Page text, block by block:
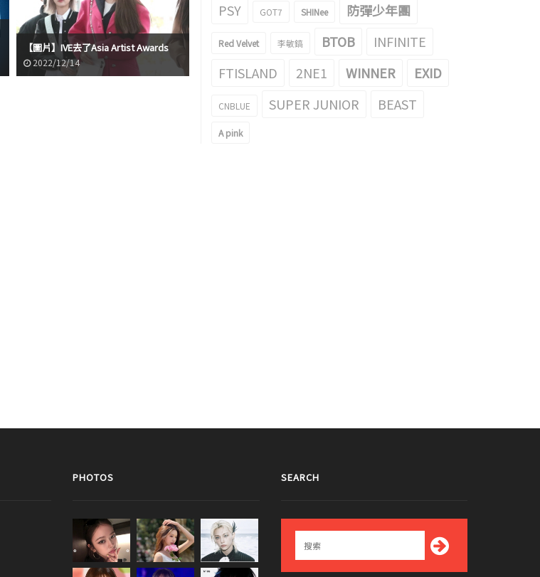
【圖片】IVE去了Asia Artist Awards
2022/12/14
到了今年的歌曲獎…張元英流眼淚
源的gif成為了話題！
PSY
GOT7 SHINee 防彈少年團
Red Velvet 李敏鎬 BTOB
INFINITE
FTISLAND
2NE1 WINNER EXID
CNBLUE SUPER JUNIOR BEAST
A pink
PHOTOS SEARCH